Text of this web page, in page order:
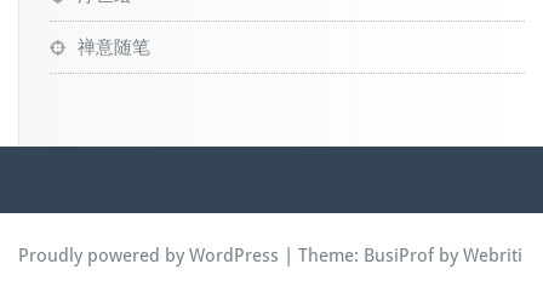
禅意随笔
Proudly powered by WordPress | Theme: BusiProfby Webriti